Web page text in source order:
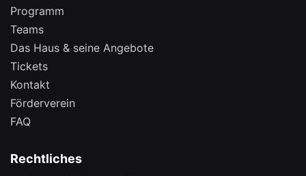
Programm
Teams
Das Haus & seine Angebote
Tickets
Kontakt
Förderverein
FAQ
Rechtliches